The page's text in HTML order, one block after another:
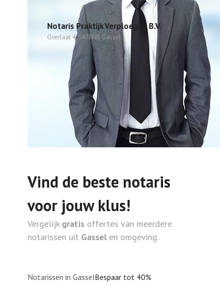
Notaris Praktijk Verploegen B.V.
Overlaat 4, 5438NB Gassel
Vind de beste notaris
voor jouw klus!
Vergelijk gratis offertes van meerdere
notarissen uit Gassel en omgeving.
Notarissen in GasselBespaar tot 40%